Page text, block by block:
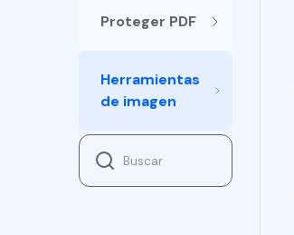
Proteger PDF
Herramientas
de imagen